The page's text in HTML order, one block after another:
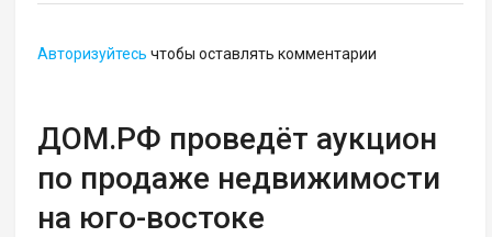
Авторизуйтесь чтобы оставлять комментарии
ДОМ.РФ проведёт аукцион
по продаже недвижимости
на юго-востоке